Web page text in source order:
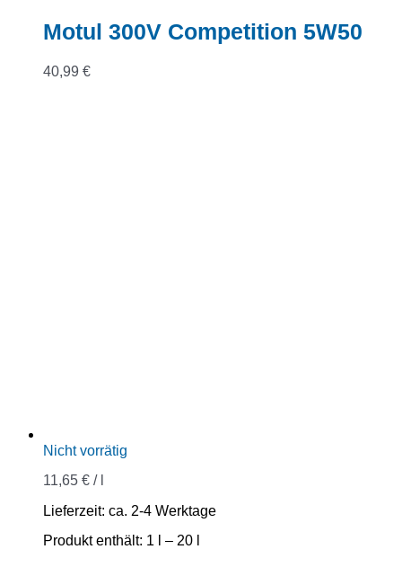
Motul 300V Competition 5W50
40,99 €
Nicht vorrätig
11,65 € /
Lieferzeit: ca. 2-4 Werktage
Produkt enthält: 1
– 20